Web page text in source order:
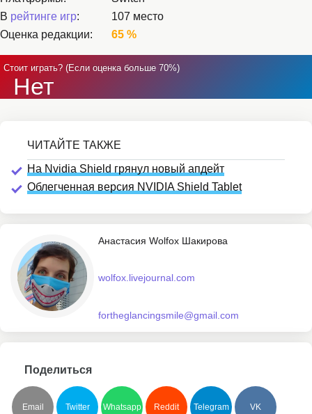
В рейтинге игр:
107 место
Оценка редакции:
65 %
Стоит играть? (Если оценка больше 70%)
Нет
На Nvidia Shield грянул новый апдейт
Облегченная версия NVIDIA Shield Tablet
Анастасия Wolfox Шакирова
wolfox.livejournal.com
fortheglancingsmile@gmail.com
Поделиться
Email Twitter Whatsapp Reddit Telegram VK